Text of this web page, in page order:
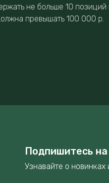
не больше 10 позиций
превышать 100 000 р.
Подпишитесь на
Узнавайте о новинках